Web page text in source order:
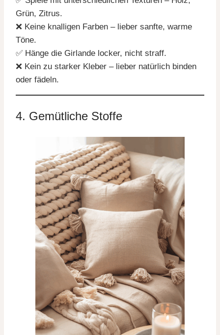
Grün, Zitrus.
❌ Keine knalligen Farben – lieber sanfte, warme
Töne.
✅ Hänge die Girlande locker, nicht straff.
❌ Kein zu starker Kleber – lieber natürlich binden
oder fädeln.
4. Gemütliche Stoffe